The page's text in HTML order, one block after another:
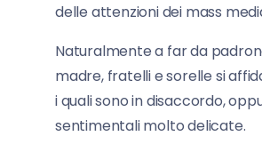
delle attenzioni dei mass
Naturalmente a far da
madre, fratelli e sorelle si
i quali sono in disaccordo,
sentimentali molto delicate.